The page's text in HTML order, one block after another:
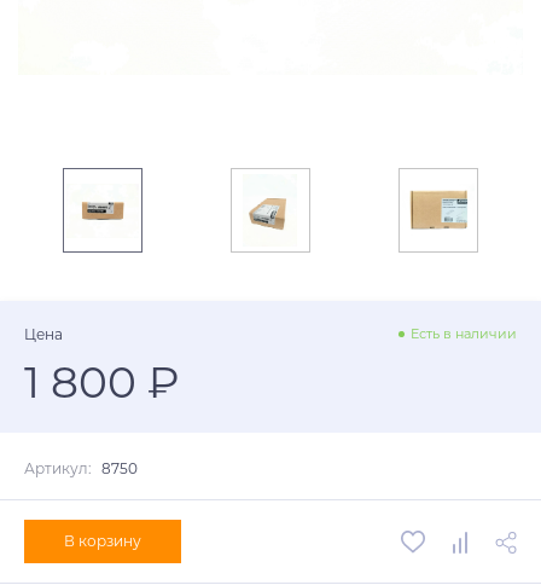
Цена Есть в наличии
1 800 ₽
Артикул: 8750
В корзину